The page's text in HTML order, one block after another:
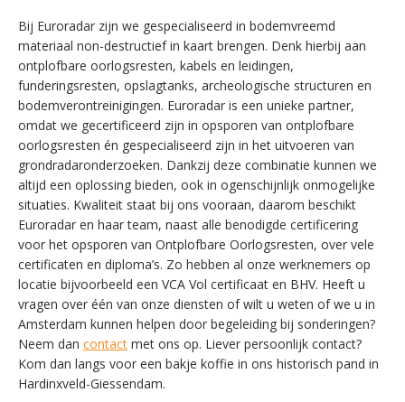
Bij Euroradar zijn we gespecialiseerd in bodemvreemd
materiaal non-destructief in kaart brengen. Denk hierbij aan
ontplofbare oorlogsresten, kabels en leidingen,
funderingsresten, opslagtanks, archeologische structuren en
bodemverontreinigingen. Euroradar is een unieke partner,
omdat we gecertificeerd zijn in opsporen van ontplofbare
oorlogsresten én gespecialiseerd zijn in het uitvoeren van
grondradaronderzoeken. Dankzij deze combinatie kunnen we
altijd een oplossing bieden, ook in ogenschijnlijk onmogelijke
situaties. Kwaliteit staat bij ons vooraan, daarom beschikt
Euroradar en haar team, naast alle benodigde certificering
voor het opsporen van Ontplofbare Oorlogsresten, over vele
certificaten en diploma’s. Zo hebben al onze werknemers op
locatie bijvoorbeeld een VCA Vol certificaat en BHV. Heeft u
vragen over één van onze diensten of wilt u weten of we u in
Amsterdam kunnen helpen door begeleiding bij sonderingen?
Neem dan contact met ons op. Liever persoonlijk contact?
Kom dan langs voor een bakje koffie in ons historisch pand in
Hardinxveld-Giessendam.SWITCH THE LANGUAGE